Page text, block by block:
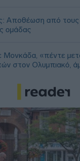
Αποθέωση από τους
ομάδας
Μονκάδα, «πέντε
στον Ολυμπιακό,